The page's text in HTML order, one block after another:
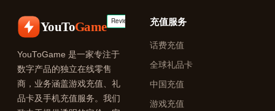
YouToGame
YouToGame 是一家专注于
数字产品的独立在线零售
商，业务涵盖游戏充值、礼
品卡及手机充值服务。我们
充值服务
话费充值
全球礼品卡
中国充值
游戏充值